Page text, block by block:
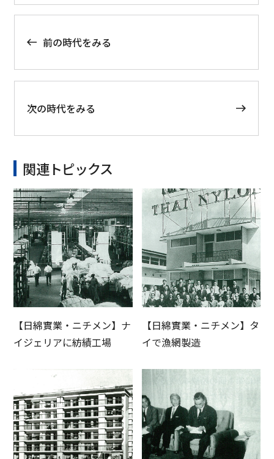
前の時代をみる
次の時代をみる
関連トピックス
【日綿實業・ニチメン】ナ
イジェリアに紡績工場
【日綿實業・ニチメン】タ
イで漁網製造